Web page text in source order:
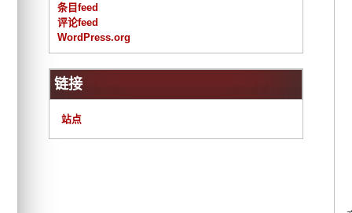
条目feed
评论feed
WordPress.org
链接
站点